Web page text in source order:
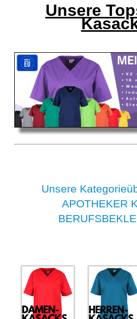
Unsere
Unsere
APOTHEKER